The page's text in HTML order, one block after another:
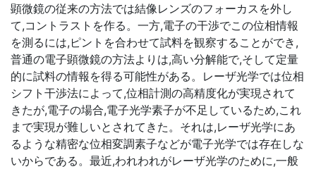
顕微鏡の従来の方法では結像レンズのフォーカスを外し
て,コントラストを作る。一方,電子の干渉でこの位相情報
を測るには,ピントを合わせて試料を観察することができ,
普通の電子顕微鏡の方法よりは,高い分解能で,そして定量
的に試料の情報を得る可能性がある。レーザ光学では位相
シフト干渉法によって,位相計測の高精度化が実現されて
きたが,電子の場合,電子光学素子が不足しているため,これ
まで実現が難しいとされてきた。それは,レーザ光学にあ
るような精密な位相変調素子などが電子光学では存在しな
いからである。最近,われわれがレーザ光学のために,一般